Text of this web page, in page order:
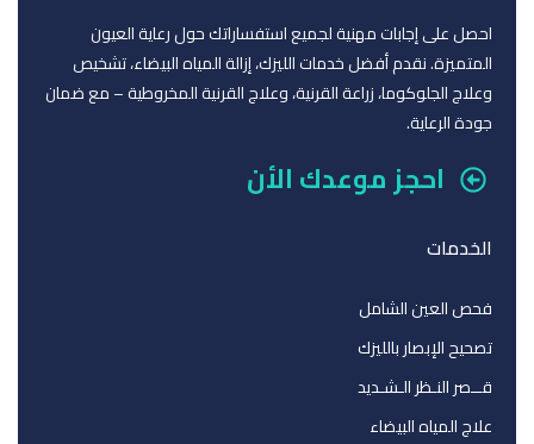
احصل على إجابات مهنية لجميع استفساراتك حول رعاية العيون
المتميزة. نقدم أفضل خدمات الليزك، إزالة المياه البيضاء، تشخيص
وعلاج الجلوكوما، زراعة القرنية، وعلاج القرنية المخروطية – مع ضمان
جودة الرعاية.
احجز موعدك الأن
الخدمات
فحص العين الشامل
تصحيح الإبصار بالليزك
قــصر النـظر الـشـديد
علاج المياه البيضاء